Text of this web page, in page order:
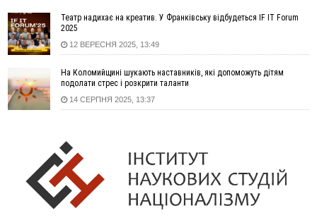
роботи стаціонарів
12:07
На межі Прикарпаття і Тернопільщини невідомі засипали
русло Золотої Липи та облаштували переправу
рекорди
11:17
Росія вдарила по Харкову "Бандероллю": є постраждалі,
пошкоджено цивільне підприємство
На Каскаді замість веж планують зробити сквер з
дитмайданчиком
09:31
На Верховинщині під час пожежі будинку травмувалась
жінка
Театр надихає на креатив. У Франківську відбудеться IF IT Forum
2025
12 ВЕРЕСНЯ 2025, 13:49
На Коломийщині шукають наставників, які допоможуть дітям
подолати стрес і розкрити таланти
14 СЕРПНЯ 2025, 13:37